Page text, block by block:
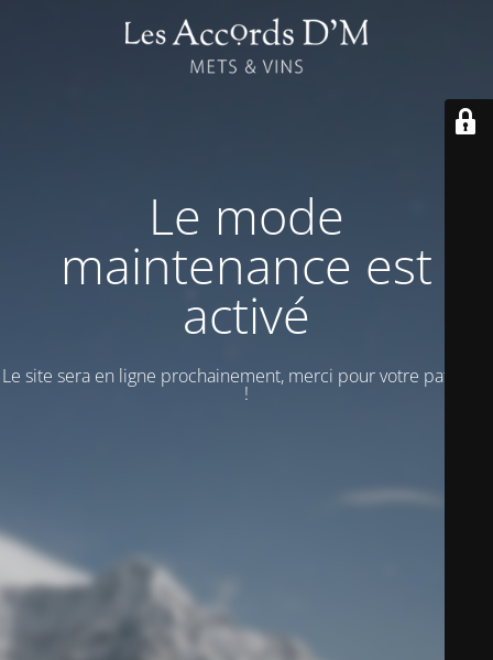
Le mode
maintenance est
activé
Le site sera en ligne prochainement, merci pour votre patience
!